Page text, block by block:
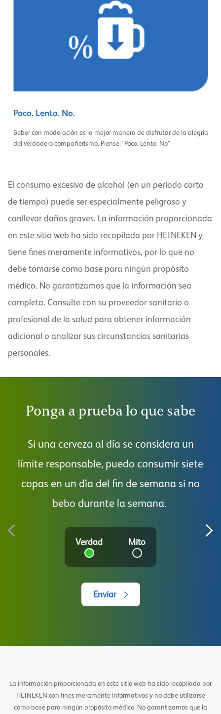
Poco. Lento. No.
Beber con moderación es la mejor manera de disfrutar de la alegría
del verdadero compañerismo. Piense: "Poco. Lento. No”.
El consumo excesivo de alcohol (en un periodo corto
de tiempo) puede ser especialmente peligroso y
conllevar daños graves. La información proporcionada
en este sitio web ha sido recopilada por HEINEKEN y
tiene fines meramente informativos, por lo que no
debe tomarse como base para ningún propósito
médico. No garantizamos que la información sea
completa. Consulte con su proveedor sanitario o
profesional de la salud para obtener información
adicional o analizar sus circunstancias sanitarias
personales.
Ponga a prueba lo que sabe
Si una cerveza al día se considera un
límite responsable, puedo consumir siete
copas en un día del fin de semana si no
bebo durante la semana.
Verdad Mito
Enviar
La información proporcionada en este sitio web ha sido recopilada por
HEINEKEN con fines meramente informativos y no debe utilizarse
como base para ningún propósito médico. No garantizamos que la